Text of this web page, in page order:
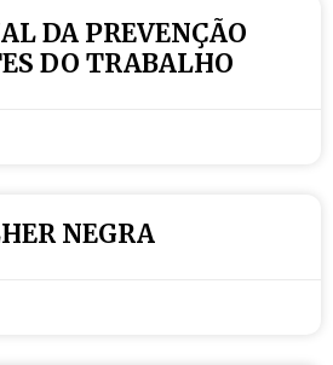
DA PREVENÇÃO
DO TRABALHO
NEGRA